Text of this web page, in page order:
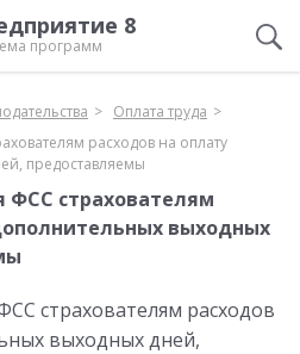
8
программ
Оплата труда
расходов на оплату
предоставляемы
страхователям
выходных
страхователям расходов
выходных дней,